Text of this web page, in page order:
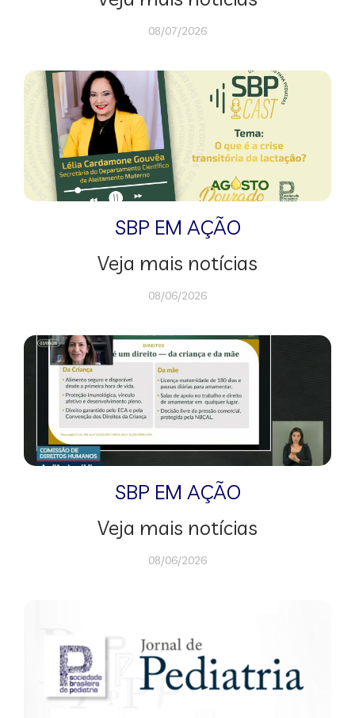
08/07/2026
SBP EM AÇÃO
Veja mais notícias
08/06/2026
SBP EM AÇÃO
Veja mais notícias
08/06/2026